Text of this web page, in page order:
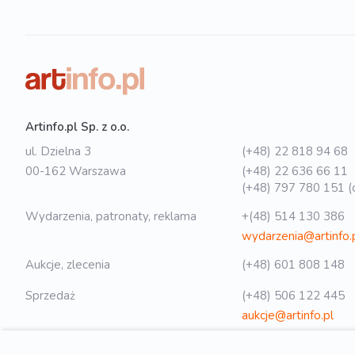
Artinfo.pl Sp. z o.o.
ul. Dzielna 3
00-162 Warszawa
(+48) 22 818 94 68
(+48) 22 636 66 11
(+48) 797 780 151
Wydarzenia, patronaty, reklama
+(48) 514 130 386
Aukcje, zlecenia
(+48) 601 808 148
Sprzedaż
(+48) 506 122 445
aukcje@artinfo.pl